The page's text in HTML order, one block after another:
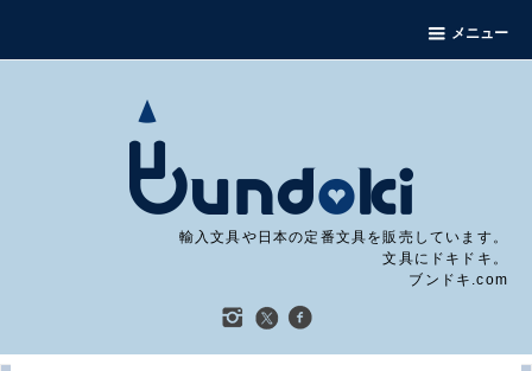
メニュー
輸入文具や日本の定番文具を販売しています。
文具にドキドキ。
ブンドキ.com